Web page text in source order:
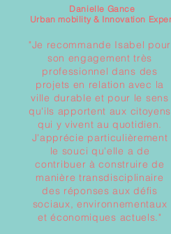
Danielle Gance
Urban mobility & Innovation
"Je recommande Isabel pour
son engagement très
professionnel dans des
projets en relation avec la
ville durable et pour le sens
qu'ils apportent aux citoyens
qui y vivent au quotidien.
J'apprécie particulièrement
le souci qu'elle a de
contribuer à construire de
manière transdisciplinaire
des réponses aux défis
sociaux, environnementaux
et économiques actuels."